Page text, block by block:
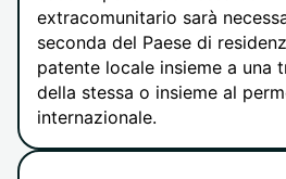
extracomunitario sarà
seconda del Paese di
patente locale insieme a una
della stessa o insieme al
internazionale.